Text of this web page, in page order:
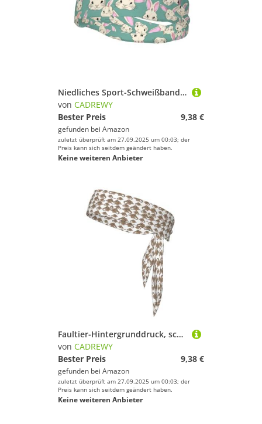
Niedliches Sport-Schweißband, dehnbar, atmungsaktiv und feuchtigkeitsableitend, Stirnband für Fitnessstudio
von CADREWY
Bester Preis
9,38 €
gefunden bei Amazon
zuletzt überprüft am 27.09.2025 um 00:03; der
Preis kann sich seitdem geändert haben.
Keine weiteren Anbieter
Faultier-Hintergrunddruck, schnelltrocknend, Sport-Kopfband, feuchtigkeitsableitendes Stirnband für Damen und Herren für Tennis
von CADREWY
Bester Preis
9,38 €
gefunden bei Amazon
zuletzt überprüft am 27.09.2025 um 00:03; der
Preis kann sich seitdem geändert haben.
Keine weiteren Anbieter